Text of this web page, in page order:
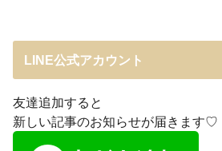
LINE公式アカウント
友達追加すると
新しい記事のお知らせが届きます♡